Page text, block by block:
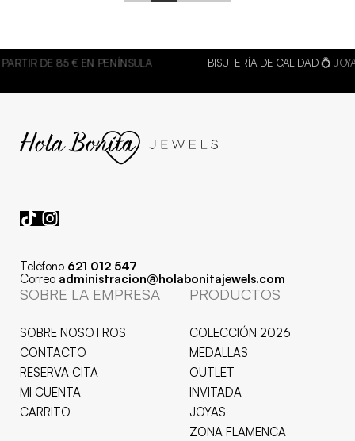
BISUTERÍA DE CALIDAD 💍JOYAS HIPOALERGÉNICAS Y RESISTENTES
Teléfono 621 012 547
Correo administracion@holabonitajewels.com
SOBRE LA EMPRESA
SOBRE NOSOTROS
CONTACTO
RESERVA CITA
MI CUENTA
CARRITO
PRODUCTOS
COLECCIÓN 2026
MEDALLAS
OUTLET
INVITADA
JOYAS
ZONA FLAMENCA